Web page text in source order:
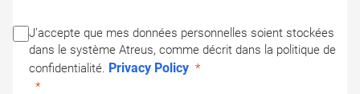
J’accepte que mes données personnelles soient stockées
dans le système Atreus, comme décrit dans la politique de
confidentialité. Privacy Policy